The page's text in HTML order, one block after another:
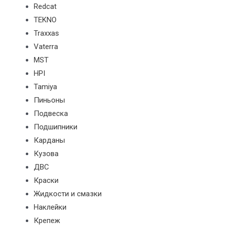
Redcat
TEKNO
Traxxas
Vaterra
MST
HPI
Tamiya
Пиньоны
Подвеска
Подшипники
Карданы
Кузова
ДВС
Краски
Жидкости и смазки
Наклейки
Крепеж